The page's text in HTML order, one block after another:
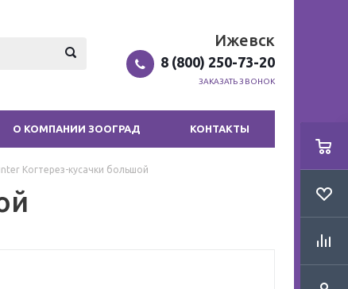
Ижевск
8 (800) 250-73-20
ЗАКАЗАТЬ ЗВОНОК
О КОМПАНИИ ЗООГРАД КОНТАКТЫ
Когтерез-кусачки большой